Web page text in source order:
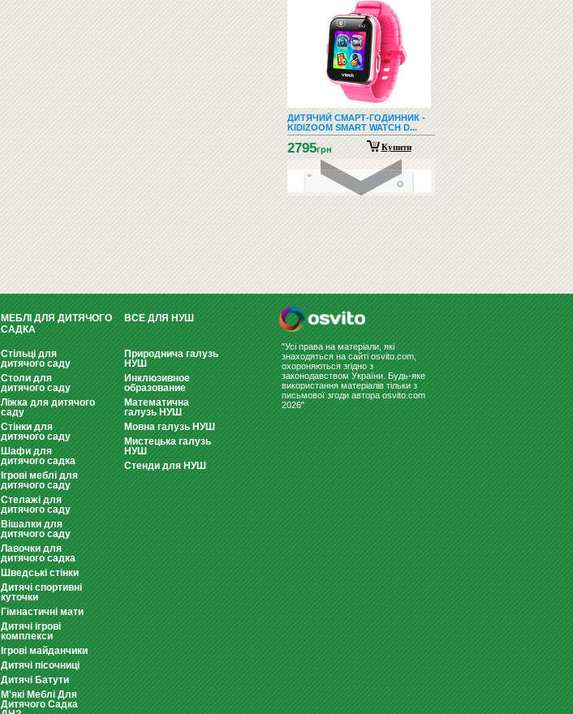
ДИТЯЧИЙ СМАРТ-ГОДИННИК -
KIDIZOOM SMART WATCH D...
2795грн Купити
СКЛЯНА ДОШКА ДЛЯ МАРКЕРА
3056грн
МЕБЛІ ДЛЯ ДИТЯЧОГО
САДКА
Стільці для
дитячого саду
Столи для
дитячого саду
Ліжка для дитячого
саду
Стінки для
дитячого саду
Шафи для
дитячого садка
Ігрові меблі для
дитячого саду
Стелажі для
дитячого саду
Вішалки для
дитячого саду
Лавочки для
дитячого садка
Шведські стінки
Дитячі спортивні
куточки
Гімнастичні мати
Дитячі ігрові
комплекси
Ігрові майданчики
Дитячі пісочниці
Дитячі Батути
М'які Меблі Для
Дитячого Садка
ВСЕ ДЛЯ НУШ
Природнича галузь
НУШ
Инклюзивное
образование
Математична
галузь НУШ
Мовна галузь НУШ
Мистецька галузь
НУШ
Стенди для НУШ
"Усі права на матеріали, які
знаходяться на сайті osvito.com,
охороняються згідно з
законодавством України. Будь-яке
використання матеріалів тільки з
письмової згоди автора osvito.com
2026"